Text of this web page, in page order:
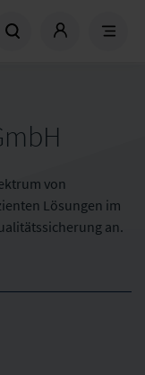
von
Lösungen im
an.